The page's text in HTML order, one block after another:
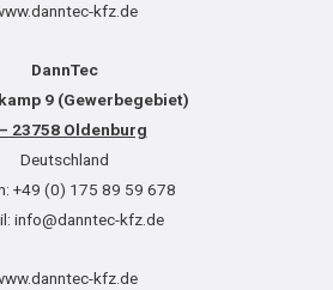
kfz.de
DannTec
9 (Gewerbegebiet)
23758 Oldenburg
Deutschland
+49 (0) 175 89 59 678
info@danntec-kfz.de
kfz.de